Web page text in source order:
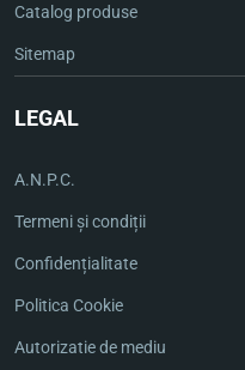
Catalog produse
Sitemap
LEGAL
A.N.P.C.
Termeni și condiții
Confidențialitate
Politica Cookie
Autorizatie de mediu